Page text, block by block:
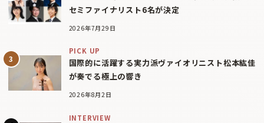
セミファイナリスト6名が決定
2026年7月29日
PICK UP
国際的に活躍する実力派ヴァイオリニスト松本紘佳
が奏でる極上の響き
2026年8月2日
INTERVIEW